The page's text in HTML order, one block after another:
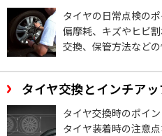
タイヤの日常点検の
偏摩耗、キズやヒビ
交換、保管方法などの
タイヤ交換とインチアッ
タイヤ交換時のポイ
タイヤ装着時の注意